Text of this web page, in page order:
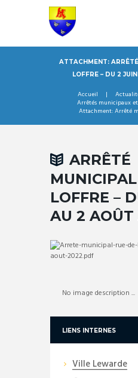
ATTACHMENT:
LOFFRE – DU 2
Accueil
Arrêtés municipaux
Attachment: Arrêté
ARRÊTÉ
LOFFRE –
AU 2 AOÛT
No image description ...
LIENS INTERNES
Ville Lewarde